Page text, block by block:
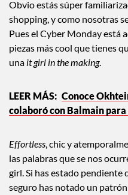
Obvio estás súper
shopping, y como nosotras
Pues el Cyber Monday está
piezas más cool que tienes
una it girl in the making.
Conoce
colaboró con Balmain para
Effortless, chic y
las palabras que se nos
girl. Si has estado pendiente
seguro has notado un